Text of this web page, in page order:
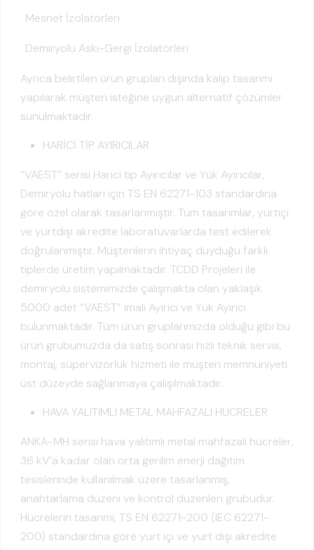
. Mesnet İzolatörleri
. Demiryolu Askı-Gergi İzolatörleri
Ayrıca belirtilen ürün grupları dışında kalıp tasarımı
yapılarak müşteri isteğine uygun alternatif çözümler
sunulmaktadır.
HARİCİ TİP AYIRICILAR
“VAEST” serisi Harici tip Ayırıcılar ve Yük Ayırıcılar,
Demiryolu hatları için TS EN 62271-103 standardına
göre özel olarak tasarlanmıştır. Tüm tasarımlar, yurtiçi
ve yurtdışı akredite laboratuvarlarda test edilerek
doğrulanmıştır. Müşterilerin ihtiyaç duyduğu farklı
tiplerde üretim yapılmaktadır. TCDD Projeleri ile
demiryolu sistemimizde çalışmakta olan yaklaşık
5000 adet “VAEST” imali Ayırıcı ve Yük Ayırıcı
bulunmaktadır. Tüm ürün gruplarımızda olduğu gibi bu
ürün grubumuzda da satış sonrası hızlı teknik servis,
montaj, süpervizörlük hizmeti ile müşteri memnuniyeti
üst düzeyde sağlanmaya çalışılmaktadır.
HAVA YALITIMLI METAL MAHFAZALI HÜCRELER
ANKA-MH serisi hava yalıtımlı metal mahfazalı hücreler,
36 kV’a kadar olan orta gerilim enerji dağıtım
tesislerinde kullanılmak üzere tasarlanmış,
anahtarlama düzeni ve kontrol düzenleri grubudur.
Hücrelerin tasarımı, TS EN 62271-200 (IEC 62271-
200) standardına göre yurt içi ve yurt dışı akredite